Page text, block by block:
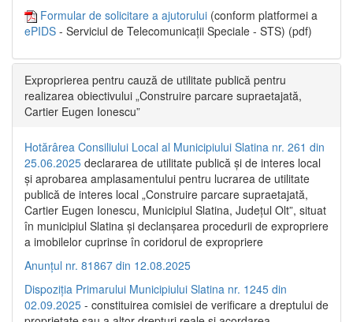
Formular de solicitare a ajutorului (conform platformei a
ePIDS - Serviciul de Telecomunicații Speciale - STS) (pdf)
Exproprierea pentru cauză de utilitate publică pentru
realizarea obiectivului „Construire parcare supraetajată,
Cartier Eugen Ionescu”
Hotărârea Consiliului Local al Municipiului Slatina nr. 261 din
25.06.2025 declararea de utilitate publică și de interes local
și aprobarea amplasamentului pentru lucrarea de utilitate
publică de interes local „Construire parcare supraetajată,
Cartier Eugen Ionescu, Municipiul Slatina, Județul Olt”, situat
în municipiul Slatina și declanșarea procedurii de expropriere
a imobilelor cuprinse în coridorul de expropriere
Anunțul nr. 81867 din 12.08.2025
Dispoziția Primarului Municipiului Slatina nr. 1245 din
02.09.2025 - constituirea comisiei de verificare a dreptului de